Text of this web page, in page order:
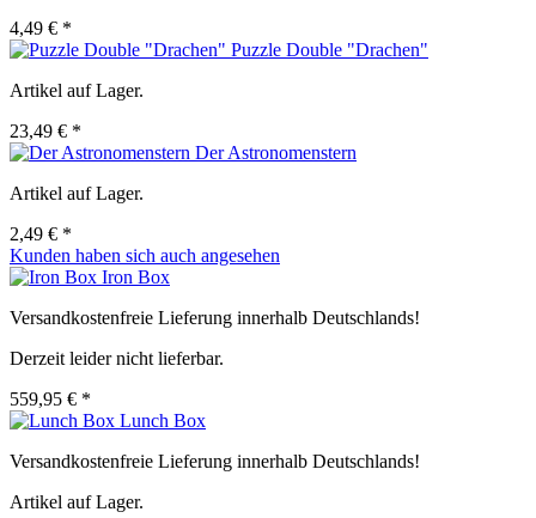
4,49 € *
Puzzle Double "Drachen"
Artikel auf Lager.
23,49 € *
Der Astronomenstern
Artikel auf Lager.
2,49 € *
Kunden haben sich auch angesehen
Iron Box
Versandkostenfreie Lieferung innerhalb Deutschlands!
Derzeit leider nicht lieferbar.
559,95 € *
Lunch Box
Versandkostenfreie Lieferung innerhalb Deutschlands!
Artikel auf Lager.